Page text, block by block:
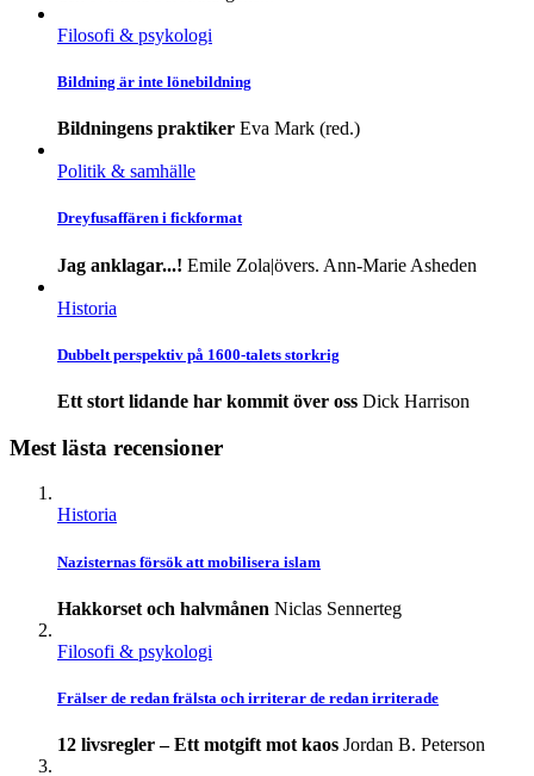
Filosofi & psykologi
Bildning är inte lönebildning
Bildningens praktiker Eva Mark (red.)
Politik & samhälle
Dreyfusaffären i fickformat
Jag anklagar...! Emile Zola|övers. Ann-Marie Asheden
Historia
Dubbelt perspektiv på 1600-talets storkrig
Ett stort lidande har kommit över oss Dick Harrison
Mest lästa recensioner
Historia
Nazisternas försök att mobilisera islam
Hakkorset och halvmånen Niclas Sennerteg
Filosofi & psykologi
Frälser de redan frälsta och irriterar de redan irriterade
12 livsregler – Ett motgift mot kaos Jordan B. Peterson